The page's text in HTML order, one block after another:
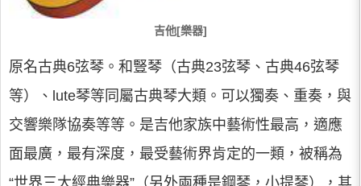
吉他[樂器]
原名古典6弦琴。和豎琴（古典23弦琴、古典46弦琴
等）、lute琴等同屬古典琴大類。可以獨奏、重奏，與
交響樂隊協奏等等。是吉他家族中藝術性最高，適應
面最廣，最有深度，最受藝術界肯定的一類，被稱為
“世界三大經典樂器”（另外兩種是鋼琴，小提琴），其